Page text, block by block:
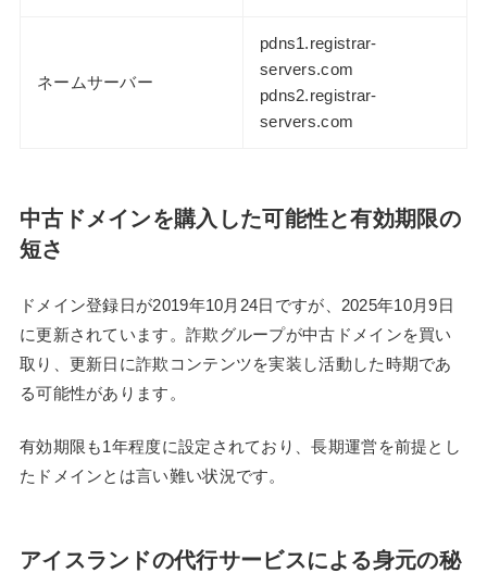
ネームサーバー
pdns1.registrar-
servers.com
pdns2.registrar-
servers.com
中古ドメインを購入した可能性と有効期限の
短さ
ドメイン登録日が2019年10月24日ですが、2025年10月9日
に更新されています。詐欺グループが中古ドメインを買い
取り、更新日に詐欺コンテンツを実装し活動した時期であ
る可能性があります。
有効期限も1年程度に設定されており、長期運営を前提とし
たドメインとは言い難い状況です。
アイスランドの代行サービスによる身元の秘